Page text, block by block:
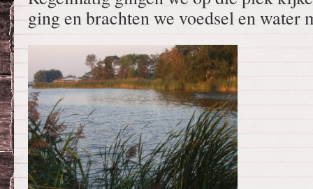
ging en brachten we voedsel en water